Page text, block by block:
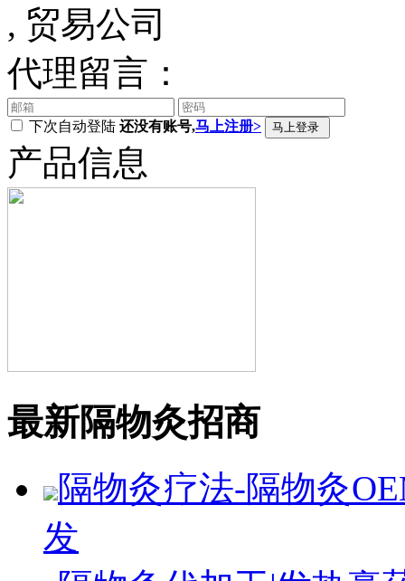
, 贸易公司
代理留言：
下次自动登陆 还没有账号,马上注册>
产品信息
最新隔物灸招商
隔物灸疗法-隔物灸
发